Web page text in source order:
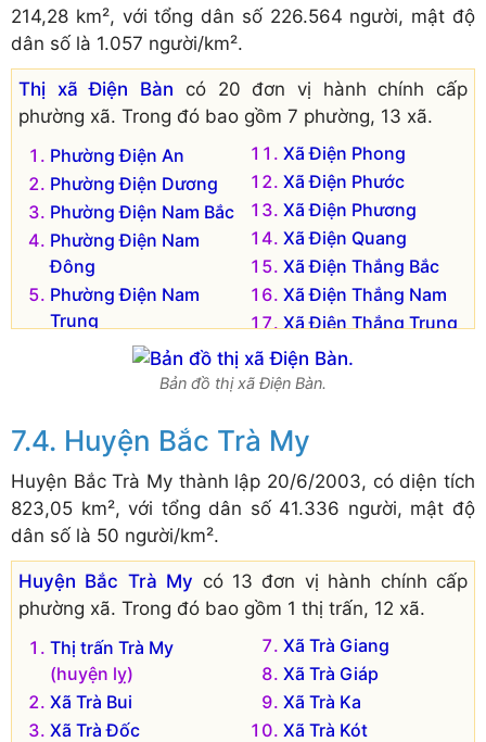
214,28 km², với tổng dân số 226.564 người, mật độ
dân số là 1.057 người/km².
Thị xã Điện Bàn có 20 đơn vị hành chính cấp
phường xã. Trong đó bao gồm 7 phường, 13 xã.
Phường Điện An
Phường Điện Dương
Phường Điện Nam Bắc
Phường Điện Nam
Đông
Phường Điện Nam
Trung
Phường Điện Ngọc
Phường Vĩnh Điện
Xã Điện Hồng
Xã Điện Minh
Xã Điện Phong
Xã Điện Phước
Xã Điện Phương
Xã Điện Quang
Xã Điện Thắng Bắc
Xã Điện Thắng Nam
Xã Điện Thắng Trung
Xã Điện Thọ
Xã Điện Tiến
Bản đồ thị xã Điện Bàn.
Huyện Bắc Trà My
Huyện Bắc Trà My thành lập 20/6/2003, có diện tích
823,05 km², với tổng dân số 41.336 người, mật độ
dân số là 50 người/km².
Huyện Bắc Trà My có 13 đơn vị hành chính cấp
phường xã. Trong đó bao gồm 1 thị trấn, 12 xã.
Thị trấn Trà My
(huyện lỵ)
Xã Trà Bui
Xã Trà Đốc
Xã Trà Giang
Xã Trà Giáp
Xã Trà Ka
Xã Trà Kót